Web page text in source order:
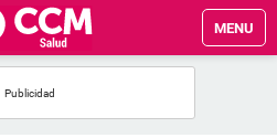
MENU